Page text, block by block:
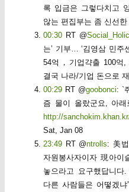
록 입금은 그렇다치고
않는 편집부는 좀 신선
00:30 RT @Social_Holic
는’ 기부… ‘김영삼 민주
54억，기업갹출 100억
결국 나라/기업 돈으로
00:29 RT @goobonci: `
즘 물이 올랐군요, 아
http://
Sat, Jan 08
23:49 RT @ntrolls: 美
자원봉사자이자 現아이
놓으라고 요구했답니다
다른 사람들은 어떻겠